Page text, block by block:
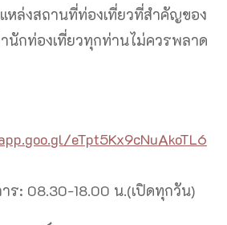
หล่งสถานที่ท่องเที่ยวที่สำคัญของ
นักท่องเที่ยวทุกท่านไม่ควรพลาด
eTpt5Kx9cNuAkoTL6
าร: 08.30-18.00 น.(เปิดทุกวัน)